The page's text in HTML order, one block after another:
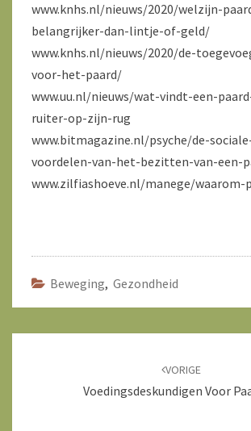
www.knhs.nl/nieuws/2020/welzijn-
belangrijker-dan-lintje-of-geld/
www.knhs.nl/nieuws/2020/de-
voor-het-paard/
www.uu.nl/nieuws/wat-vindt-een-
ruiter-op-zijn-rug
www.bitmagazine.nl/psyche/de-
voordelen-van-het-bezitten-van-een-
www.zilfiashoeve.nl/manege/waarom-
Beweging, Gezondheid
VORIGE
Voedingsdeskundigen Voor